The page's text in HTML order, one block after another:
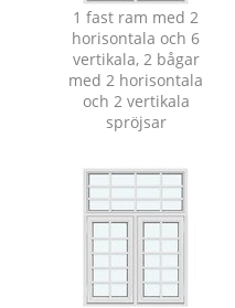
1 fast ram med 2
horisontala och 6
vertikala, 2 bågar
med 2 horisontala
och 2 vertikala
spröjsar